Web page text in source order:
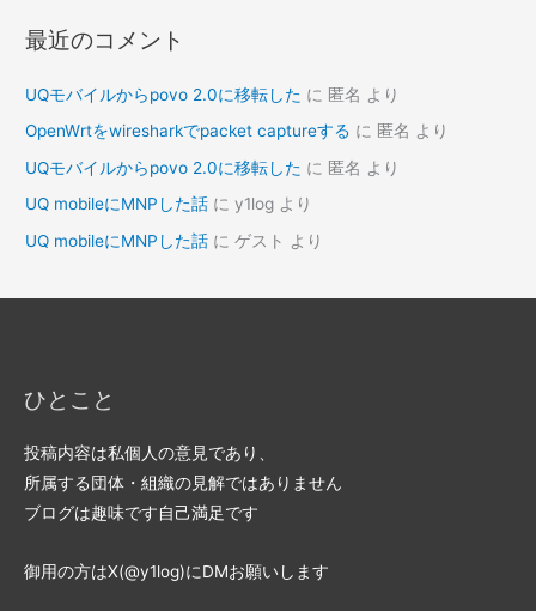
最近のコメント
UQモバイルからpovo 2.0に移転した に 匿名 より
OpenWrtをwiresharkでpacket captureする に 匿名 より
UQモバイルからpovo 2.0に移転した に 匿名 より
UQ mobileにMNPした話 にy1log より
UQ mobileにMNPした話 にゲスト より
ひとこと
投稿内容は私個人の意見であり、
所属する団体・組織の見解ではありません
ブログは趣味です自己満足です
御用の方はX(@y1log)にDMお願いします